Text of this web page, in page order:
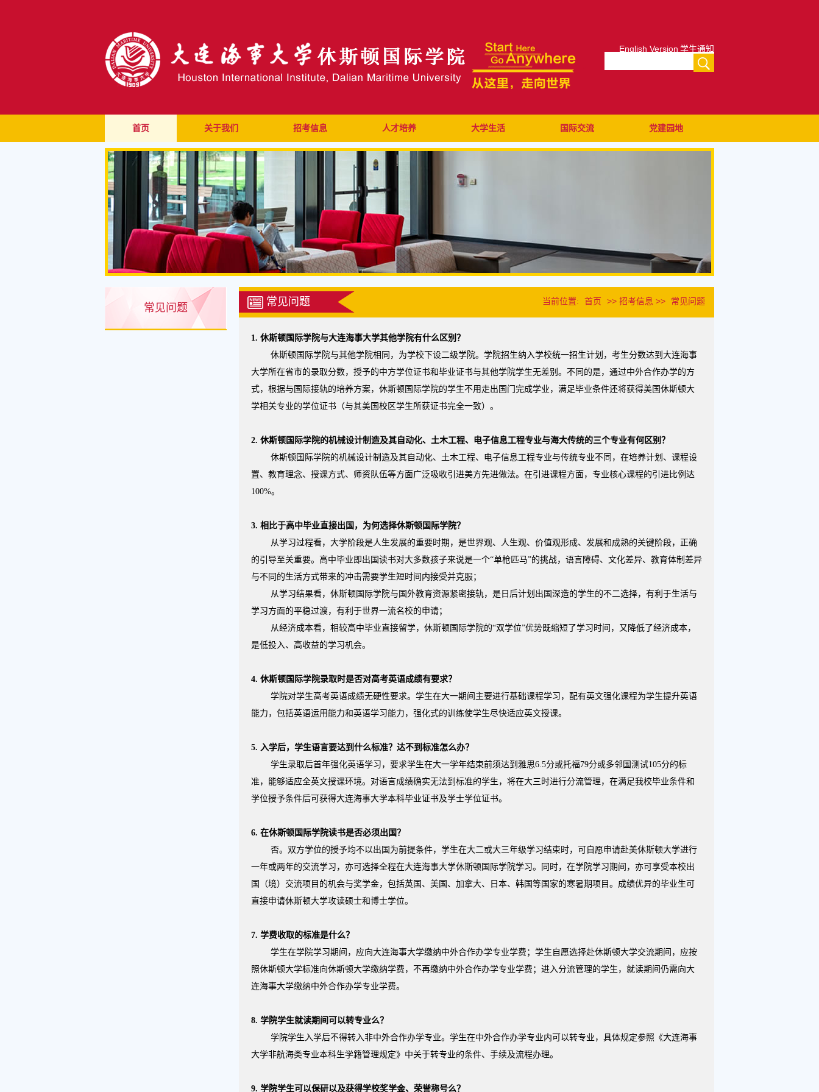
English Version 学生通知
首页 关于我们 招考信息 人才培养 大学生活 国际交流 党建园地
常见问题 常见问题 当前位置: 首页 >> 招考信息 >> 常见问题
1. 休斯顿国际学院与大连海事大学其他学院有什么区别？
休斯顿国际学院与其他学院相同，为学校下设二级学院。学院招生纳入学校统一招生计划，考生分数达到大连海事
大学所在省市的录取分数，授予的中方学位证书和毕业证书与其他学院学生无差别。不同的是，通过中外合作办学的方
式，根据与国际接轨的培养方案，休斯顿国际学院的学生不用走出国门完成学业，满足毕业条件还将获得美国休斯顿大
学相关专业的学位证书（与其美国校区学生所获证书完全一致）。
2. 休斯顿国际学院的机械设计制造及其自动化、土木工程、电子信息工程专业与海大传统的三个专业有何区别？
休斯顿国际学院的机械设计制造及其自动化、土木工程、电子信息工程专业与传统专业不同，在培养计划、课程设
置、教育理念、授课方式、师资队伍等方面广泛吸收引进美方先进做法。在引进课程方面，专业核心课程的引进比例达
100%。
3. 相比于高中毕业直接出国，为何选择休斯顿国际学院？
从学习过程看，大学阶段是人生发展的重要时期，是世界观、人生观、价值观形成、发展和成熟的关键阶段，正确
的引导至关重要。高中毕业即出国读书对大多数孩子来说是一个“单枪匹马”的挑战，语言障碍、文化差异、教育体制差异
与不同的生活方式带来的冲击需要学生短时间内接受并克服；
从学习结果看，休斯顿国际学院与国外教育资源紧密接轨，是日后计划出国深造的学生的不二选择，有利于生活与
学习方面的平稳过渡，有利于世界一流名校的申请；
从经济成本看，相较高中毕业直接留学，休斯顿国际学院的“双学位”优势既缩短了学习时间，又降低了经济成本，
是低投入、高收益的学习机会。
4. 休斯顿国际学院录取时是否对高考英语成绩有要求？
学院对学生高考英语成绩无硬性要求。学生在大一期间主要进行基础课程学习，配有英文强化课程为学生提升英语
能力，包括英语运用能力和英语学习能力，强化式的训练使学生尽快适应英文授课。
5. 入学后，学生语言要达到什么标准？达不到标准怎么办？
学生录取后首年强化英语学习，要求学生在大一学年结束前须达到雅思6.5分或托福79分或多邻国测试105分的标
准，能够适应全英文授课环境。对语言成绩确实无法到标准的学生，将在大三时进行分流管理，在满足我校毕业条件和
学位授予条件后可获得大连海事大学本科毕业证书及学士学位证书。
6. 在休斯顿国际学院读书是否必须出国？
否。双方学位的授予均不以出国为前提条件，学生在大二或大三年级学习结束时，可自愿申请赴美休斯顿大学进行
一年或两年的交流学习，亦可选择全程在大连海事大学休斯顿国际学院学习。同时，在学院学习期间，亦可享受本校出
国（境）交流项目的机会与奖学金，包括英国、美国、加拿大、日本、韩国等国家的寒暑期项目。成绩优异的毕业生可
直接申请休斯顿大学攻读硕士和博士学位。
7. 学费收取的标准是什么？
学生在学院学习期间，应向大连海事大学缴纳中外合作办学专业学费；学生自愿选择赴休斯顿大学交流期间，应按
照休斯顿大学标准向休斯顿大学缴纳学费，不再缴纳中外合作办学专业学费；进入分流管理的学生，就读期间仍需向大
连海事大学缴纳中外合作办学专业学费。
8. 学院学生就读期间可以转专业么？
学院学生入学后不得转入非中外合作办学专业。学生在中外合作办学专业内可以转专业，具体规定参照《大连海事
大学非航海类专业本科生学籍管理规定》中关于转专业的条件、手续及流程办理。
9. 学院学生可以保研以及获得学校奖学金、荣誉称号么？